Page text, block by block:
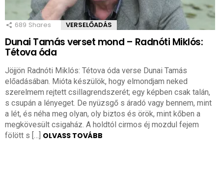
689 Shares VERSELŐADÁS
Dunai Tamás verset mond – Radnóti Miklós:
Tétova óda
Jöjjön Radnóti Miklós: Tétova óda verse Dunai Tamás
előadásában. Mióta készülök, hogy elmondjam neked
szerelmem rejtett csillagrendszerét; egy képben csak talán,
s csupán a lényeget. De nyüzsgő s áradó vagy bennem, mint
a lét, és néha meg olyan, oly biztos és örök, mint kőben a
megkövesült csigaház. A holdtól cirmos éj mozdul fejem
fölött s […] OLVASS TOVÁBB